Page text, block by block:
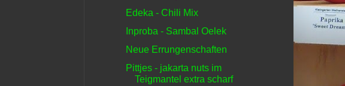
Edeka - Chili Mix
Inproba - Sambal Oelek
Neue Errungenschaften
Pittjes - jakarta nuts im
Teigmantel extra scharf